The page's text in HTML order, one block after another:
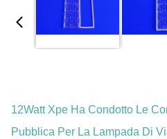
12Watt Xpe Ha Condotto Le
Pubblica Per La Lampada Di